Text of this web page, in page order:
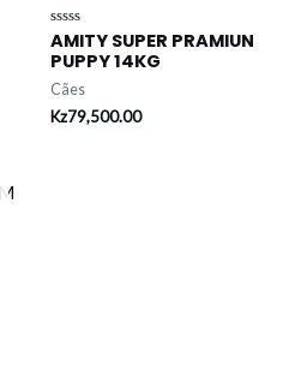
Avaliação
0
de
5
AMITY SUPER PRAMIUN
PUPPY 14KG
Cães
Kz79,500.00